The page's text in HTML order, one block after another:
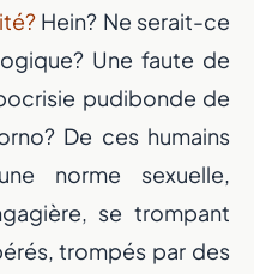
Hein? Ne serait-ce
Une faute de
pudibonde de
De ces humains
norme sexuelle,
se trompant
trompés par des